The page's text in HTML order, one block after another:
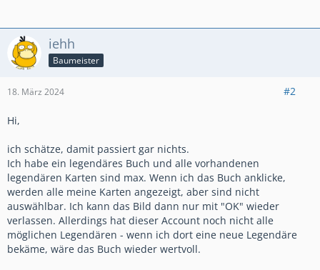
iehh
Baumeister
18. März 2024 #2
Hi,
ich schätze, damit passiert gar nichts.
Ich habe ein legendäres Buch und alle vorhandenen
legendären Karten sind max. Wenn ich das Buch anklicke,
werden alle meine Karten angezeigt, aber sind nicht
auswählbar. Ich kann das Bild dann nur mit "OK" wieder
verlassen. Allerdings hat dieser Account noch nicht alle
möglichen Legendären - wenn ich dort eine neue Legendäre
bekäme, wäre das Buch wieder wertvoll.